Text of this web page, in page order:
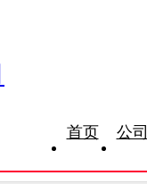
首页 公